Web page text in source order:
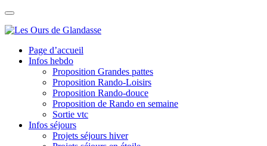
Skip
content
Page d’accueil
Infos hebdo
Proposition Grandes pattes
Proposition Rando-Loisirs
Proposition Rando-douce
Proposition de Rando en semaine
Sortie vtc
Infos séjours
Projets séjours hiver